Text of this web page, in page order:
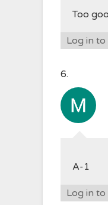
Too
Log in to
A-1
Log in to